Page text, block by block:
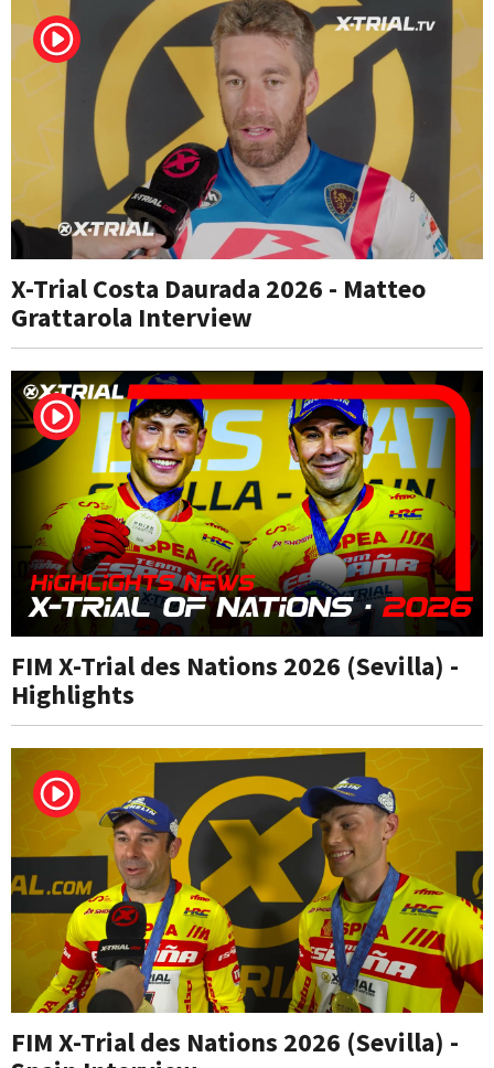
X-Trial Costa Daurada 2026 - Matteo
Grattarola Interview
FIM X-Trial des Nations 2026 (Sevilla) -
Highlights
FIM X-Trial des Nations 2026 (Sevilla) -